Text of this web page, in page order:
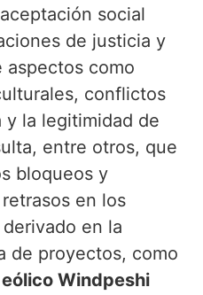
social
de justicia y
aspectos como
conflictos
y la legitimidad de
entre otros, que
bloqueos y
en los
en la
de proyectos, como
Windpeshi